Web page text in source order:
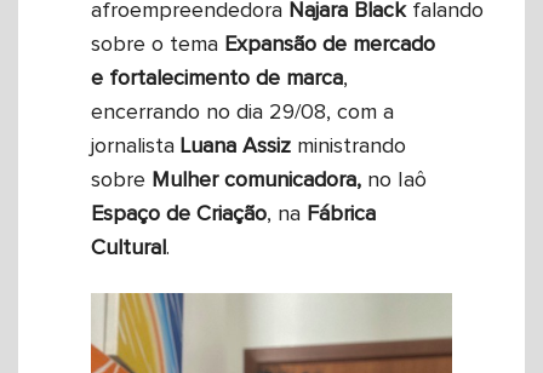
afroempreendedora Najara Blackfalando
sobre o tema Expansão de mercado
e fortalecimento de marca,
encerrando no dia 29/08, com a
jornalista Luana Assiz ministrando
sobre Mulher comunicadora, no Iaô
Espaço de Criação, na Fábrica
Cultural .